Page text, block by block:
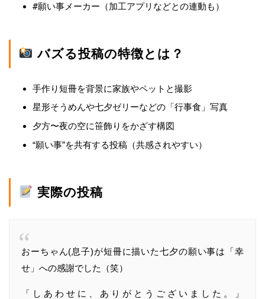
#願い事メーカー （加工アプリなどとの連動も）
バズる投稿の特徴とは？
手作り短冊を背景に家族やペットと撮影
星形そうめんや七夕ゼリーなどの「行事食」写真
夕方〜夜の空に笹飾りをかざす構図
“願い事”を共有する投稿（共感されやすい）
実際の投稿
おーちゃん(息子)が短冊に描いた七夕の願い事は「幸
せ」への感謝でした（笑）
「しあわせに、ありがとうございました。」